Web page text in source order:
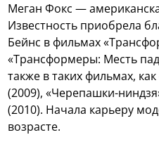
Меган Фокс —
Известность приобрела
Бейнс в фильмах
«Трансформеры: Месть
также в таких фильмах,
(2009), «Черепашки-
(2010). Начала карьеру
возрасте.